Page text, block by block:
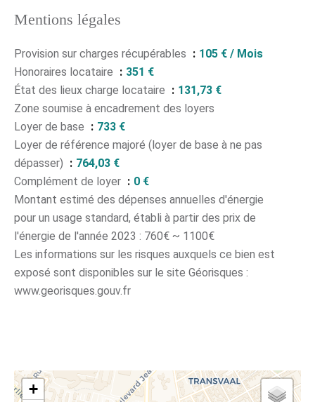
Mentions légales
Provision sur charges récupérables
105 € / Mois
Honoraires locataire
351 €
État des lieux charge locataire
131,73 €
Zone soumise à encadrement des loyers
Loyer de base
733 €
Loyer de référence majoré (loyer de base à ne pas
dépasser)
764,03 €
Complément de loyer
0 €
Montant estimé des dépenses annuelles d'énergie
pour un usage standard, établi à partir des prix de
l'énergie de l'année 2023 : 760€ ~ 1100€
Les informations sur les risques auxquels ce bien est
exposé sont disponibles sur le site Géorisques :
www.georisques.gouv.fr
+